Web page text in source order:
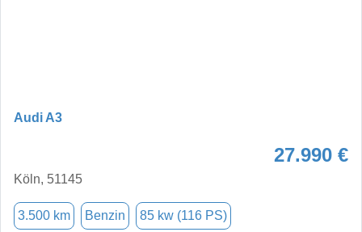
Audi A3
27.990 €
Köln, 51145
3.500 km Benzin 85 kw (116 PS)